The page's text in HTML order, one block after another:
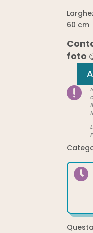
60 cm
foto
murale

